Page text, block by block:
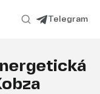
Telegram